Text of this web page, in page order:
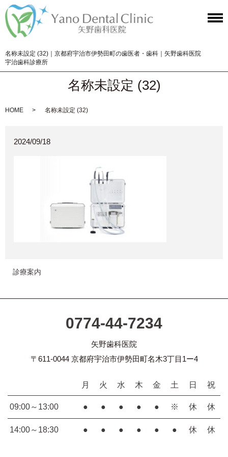
名称未設定 (32)｜京都府宇治市伊勢田町の歯医者・歯科｜矢野歯科医院
宇治歯科診療所
名称未設定 (32)
HOME 名称未設定 (32)
2024/09/18
診療案内
0774-44-7234
矢野歯科医院
〒611-0044 京都府宇治市伊勢田町名木3丁目1ー4
月 火 水 木 金 土 日 祝
09:00～13:00 ● ● ● ● ● ※ 休 休
14:00～18:30 ● ● ● ● ● ● 休 休